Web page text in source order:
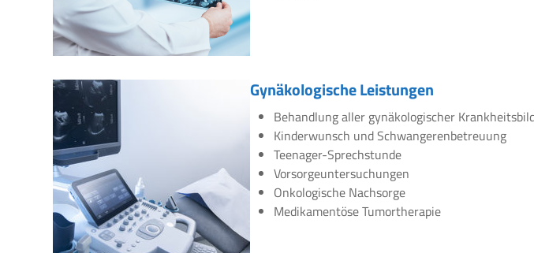
Gynäkologische Leistungen
Behandlung aller gynäkologischer
Kinderwunsch und Schwangerenbetreuung
Teenager-Sprechstunde
Vorsorgeuntersuchungen
Onkologische Nachsorge
Medikamentöse Tumortherapie